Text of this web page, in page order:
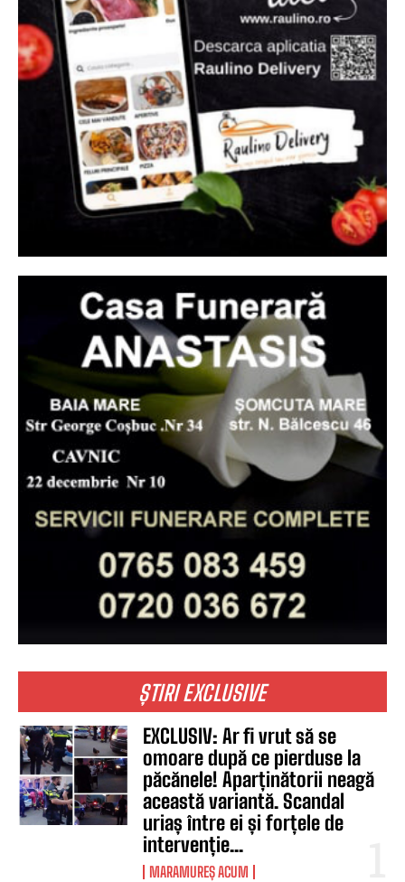
ȘTIRI EXCLUSIVE
EXCLUSIV: Ar fi vrut să se
omoare după ce pierduse la
păcănele! Aparținătorii neagă
această variantă. Scandal
uriaș între ei și forțele de
intervenție...
MARAMUREȘ ACUM